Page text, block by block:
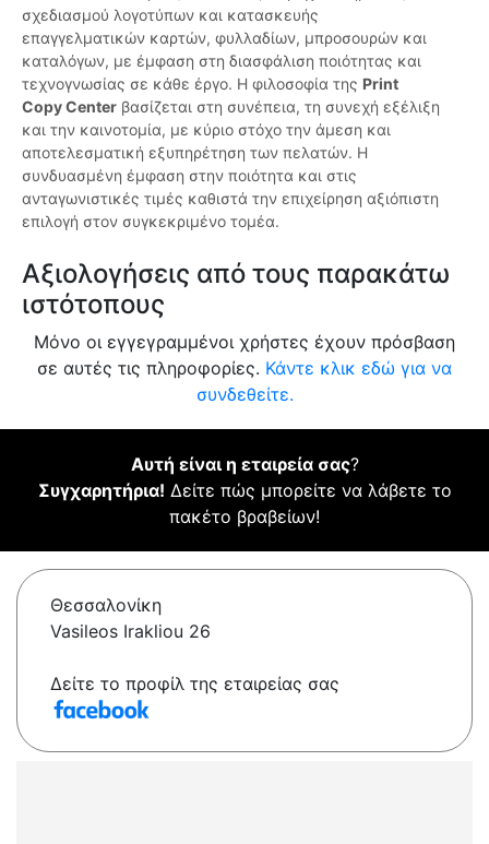
σχεδιασμού λογοτύπων και κατασκευής
επαγγελματικών καρτών, φυλλαδίων, μπροσουρών και
καταλόγων, με έμφαση στη διασφάλιση ποιότητας και
τεχνογνωσίας σε κάθε έργο. Η φιλοσοφία της Print
Copy Center βασίζεται στη συνέπεια, τη συνεχή εξέλιξη
και την καινοτομία, με κύριο στόχο την άμεση και
αποτελεσματική εξυπηρέτηση των πελατών. Η
συνδυασμένη έμφαση στην ποιότητα και στις
ανταγωνιστικές τιμές καθιστά την επιχείρηση αξιόπιστη
επιλογή στον συγκεκριμένο τομέα.
Αξιολογήσεις από τους παρακάτω
ιστότοπους
Μόνο οι εγγεγραμμένοι χρήστες έχουν πρόσβαση
σε αυτές τις πληροφορίες. Κάντε κλικ εδώ για να
συνδεθείτε.
Αυτή είναι η εταιρεία σας?
Συγχαρητήρια! Δείτε πώς μπορείτε να λάβετε το
πακέτο βραβείων!
Θεσσαλονίκη
Vasileos Irakliou 26
Δείτε το προφίλ της εταιρείας σας